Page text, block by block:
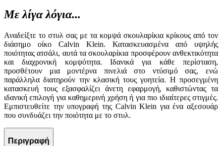
Με λίγα λόγια...
Αναδείξτε το στυλ σας με τα κομψά σκουλαρίκια κρίκους από τον
διάσημο οίκο Calvin Klein. Κατασκευασμένα από υψηλής
ποιότητας ατσάλι, αυτά τα σκουλαρίκια προσφέρουν ανθεκτικότητα
και διαχρονική κομψότητα. Ιδανικά για κάθε περίσταση,
προσθέτουν μια μοντέρνα πινελιά στο ντύσιμό σας, ενώ
παράλληλα διατηρούν την κλασική τους γοητεία. Η προσεγμένη
κατασκευή τους εξασφαλίζει άνετη εφαρμογή, καθιστώντας τα
ιδανική επιλογή για καθημερινή χρήση ή για πιο ιδιαίτερες στιγμές.
Εμπιστευθείτε την υπογραφή της Calvin Klein για ένα αξεσουάρ
που συνδυάζει την ποιότητα με το στυλ.
Περιγραφή